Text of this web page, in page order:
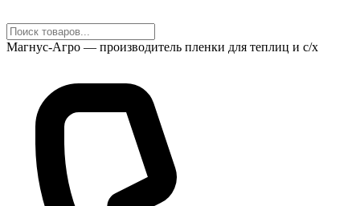
Магнус-Агро — производитель пленки для теплиц и с/х